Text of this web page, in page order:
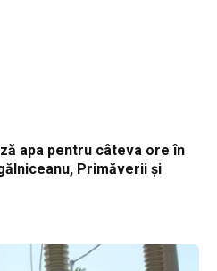
apa pentru câteva ore în
Primăverii și